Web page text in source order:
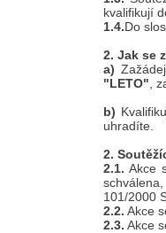
kvalifikují
1.4.Do
2. Jak se
a)
"LETO" ,
b)
uhradíte.
2.
2.1. Akce
101/2000
2.2. Akce
2.3. Akce